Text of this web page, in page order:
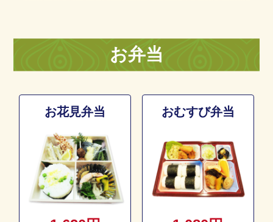
お弁当
お花見弁当 おむすび弁当